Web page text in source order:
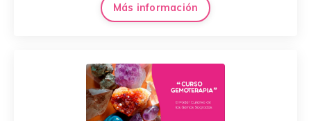
Más información